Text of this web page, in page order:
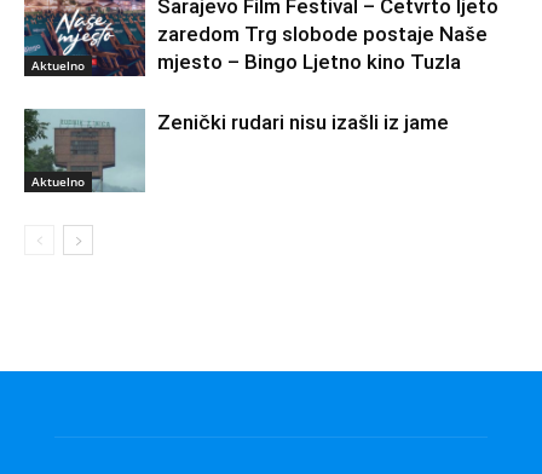
Aktuelno
Sarajevo Film Festival – Četvrto ljeto
zaredom Trg slobode postaje Naše
mjesto – Bingo Ljetno kino Tuzla
Aktuelno
Zenički rudari nisu izašli iz jame